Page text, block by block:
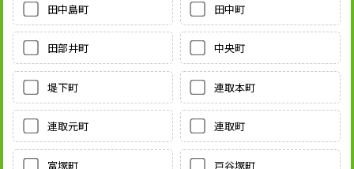
田中島町 田中町
田部井町 中央町
堤下町 連取本町
連取元町 連取町
富塚町 戸谷塚町